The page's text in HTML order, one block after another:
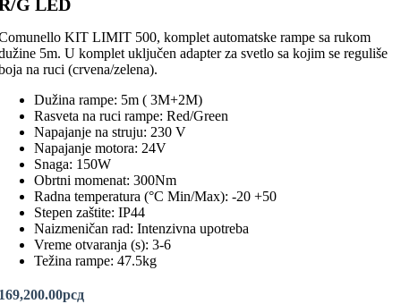
G LED
KIT LIMIT 500, komplet automatske rampe sa rukom
5m. U komplet uključen adapter za svetlo sa kojim se reguliše
na ruci (crvena/zelena).
Dužina rampe: 5m ( 3M+2M)
Rasveta na ruci rampe: Red/Green
Napajanje na struju: 230 V
Napajanje motora: 24V
Snaga: 150W
Obrtni momenat: 300Nm
Radna temperatura (°C Min/Max): -20 +50
Stepen zaštite: IP44
Naizmeničan rad: Intenzivna upotreba
Vreme otvaranja (s): 3-6
Težina rampe: 47.5kg
рсд